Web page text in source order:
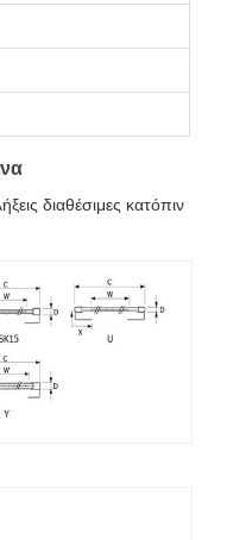
διαθέσιμες κατόπιν